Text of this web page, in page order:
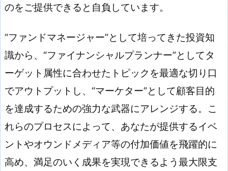
のをご提供できると自負しています。
“ファンドマネージャー”として培ってきた投資知
識から、“ファイナンシャルプランナー”としてタ
ーゲット属性に合わせたトピックを最適な切り口
でアウトプットし、“マーケター”として顧客目的
を達成するための強力な武器にアレンジする。こ
れらのプロセスによって、あなたが提供するイベ
ントやオウンドメディア等の付加価値を飛躍的に
高め、満足のいく成果を実現できるよう最大限支